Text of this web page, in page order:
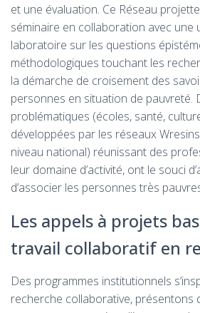
et une évaluation. Ce Réseau
séminaire en collaboration avec une
laboratoire sur les questions
méthodologiques touchant les
la démarche de croisement des
personnes en situation de pauvreté.
problématiques (écoles, santé,
développées par les réseaux
niveau national) réunissant des
leur domaine d’activité, ont le souci
d’associer les personnes très
Les appels à projets
travail collaboratif en
Des programmes institutionnels
recherche collaborative, présentons